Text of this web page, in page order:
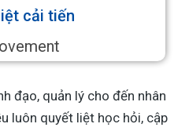
cải tiến
đạo, quản lý cho đến nhân
luôn quyết liệt học hỏi, cập